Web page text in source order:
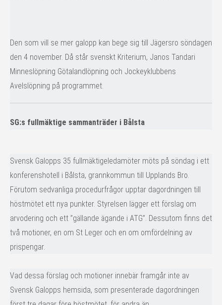
Den som vill se mer galopp kan bege sig till Jägersro söndagen
den 4 november. Då står svenskt Kriterium, Janos Tandari
Minneslöpning Götalandlöpning och Jockeyklubbens
Avelslöpning på programmet.
SG:s fullmäktige sammanträder i Bålsta
Svensk Galopps 35 fullmäktigeledamöter möts på söndag i ett
konferenshotell i Bålsta, grannkommun till Upplands Bro.
Förutom sedvanliga procedurfrågor upptar dagordningen till
höstmötet ett nya punkter. Styrelsen lägger ett förslag om
arvodering och ett ”gällande ägande i ATG”. Dessutom finns det
två motioner, en om St Leger och en om omfördelning av
prispengar.
Vad dessa förslag och motioner innebär framgår inte av
Svensk Galopps hemsida, som presenterade dagordningen